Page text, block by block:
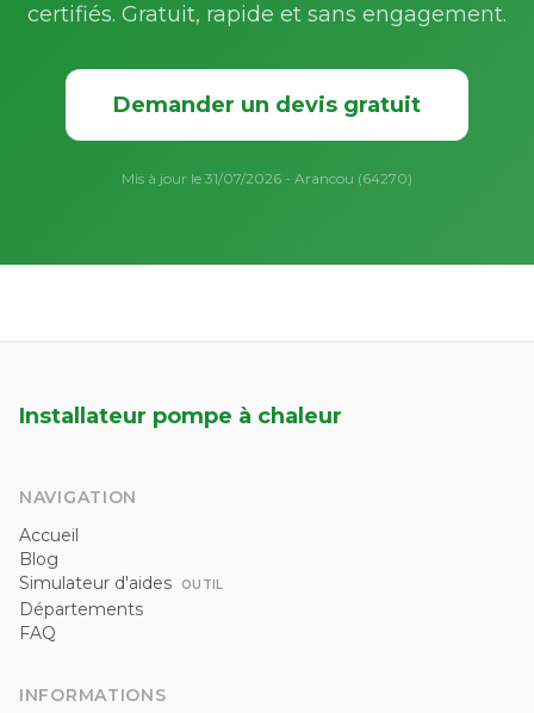
certifiés. Gratuit, rapide et sans engagement.
Demander un devis gratuit
Mis à jour le 31/07/2026 - Arancou (64270)
Installateur pompe à chaleur
NAVIGATION
Accueil
Blog
Simulateur d'aides
OUTIL
Départements
FAQ
INFORMATIONS